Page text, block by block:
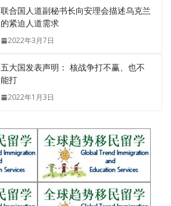
联合国人道副秘书长向安理会描述乌克兰
的紧迫人道需求
2022年3月7日
五大国发表声明： 核战争打不赢、也不
能打
2022年1月3日